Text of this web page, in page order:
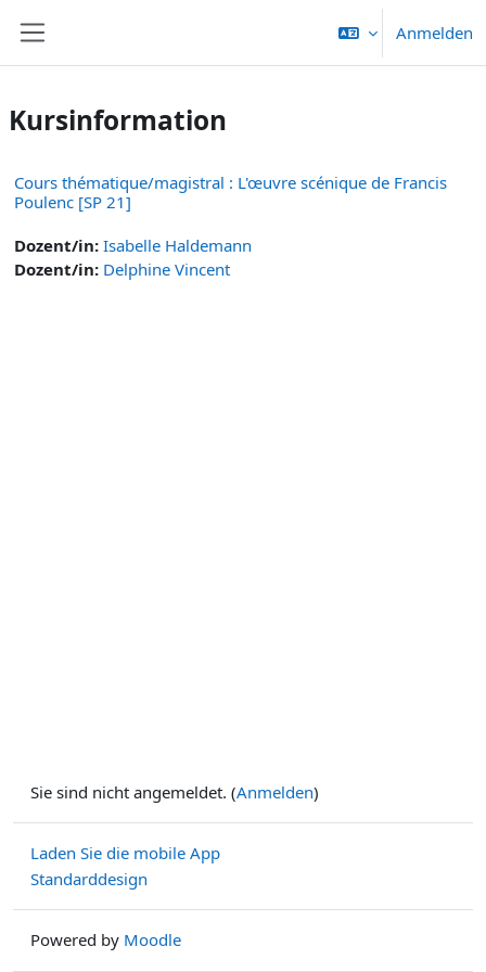
Anmelden
Kursinformation
Cours thématique/magistral : L'œuvre scénique de Francis
Poulenc [SP 21]
Dozent/in: Isabelle Haldemann
Dozent/in: Delphine Vincent
Sie sind nicht angemeldet. (Anmelden)
Laden Sie die mobile App
Standarddesign
Powered by Moodle